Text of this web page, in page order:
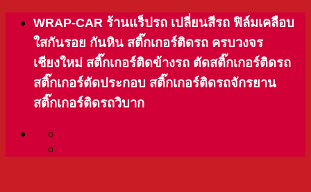
Skip
content
WRAP-CAR ร้านแร็ปรถ เปลี่ยนสีรถ ฟิล์มเคลือบ
ใสกันรอย กันหิน สติ๊กเกอร์ติดรถ ครบวงจร
เชียงใหม่ สติ๊กเกอร์ติดข้างรถ ตัดสติ๊กเกอร์ติดรถ
สติ๊กเกอร์ตัดประกอบ สติ๊กเกอร์ติดรถจักรยาน
สติ๊กเกอร์ติดรถวิบาก